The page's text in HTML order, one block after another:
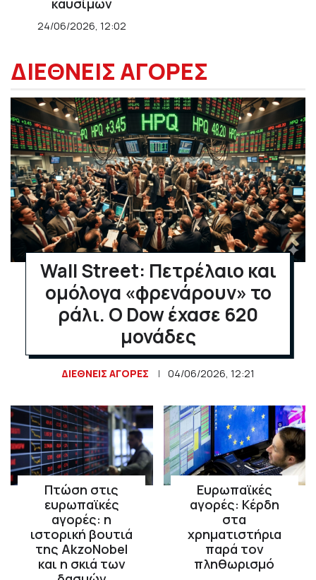
24/06/2026, 12:02
ΔΙΕΘΝΕΙΣ ΑΓΟΡΕΣ
Wall Street: Πετρέλαιο και
ομόλογα «φρενάρουν» το
ράλι. Ο Dow έχασε 620
μονάδες
ΔΙΕΘΝΕΙΣ ΑΓΟΡΕΣ 04/06/2026, 12:21
Πτώση στις
ευρωπαϊκές
αγορές: η
ιστορική βουτιά
της AkzoNobel
και η σκιά των
Ευρωπαϊκές
αγορές: Κέρδη
στα
χρηματιστήρια
παρά τον
πληθωρισμό